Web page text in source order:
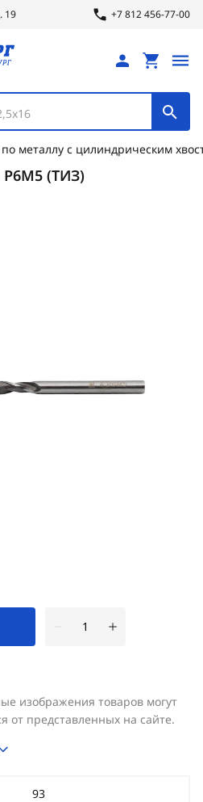
19 +7 812 456-77-00
металлу с цилиндрическим
Р6М5 (ТИЗ)
изображения товаров могут
от представленных на сайте.
93